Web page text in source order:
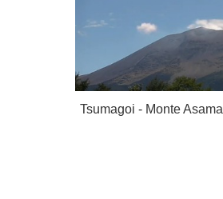
Tsumagoi - Monte Asama